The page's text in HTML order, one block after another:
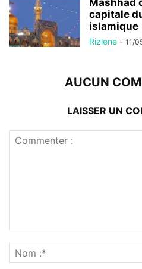
Mashhad
capitale
islamique
Rizlene - 11/
AUCUN
LAISSER UN